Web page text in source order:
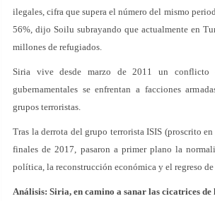
ilegales, cifra que supera el número del mismo
56%, dijo Soilu subrayando que actualmente en
millones de refugiados.
Siria vive desde marzo de 2011 un
gubernamentales se enfrentan a facciones
grupos terroristas.
Tras la derrota del grupo terrorista ISIS (proscrito
finales de 2017, pasaron a primer plano la
política, la reconstrucción económica y el regreso
Análisis: Siria, en camino a sanar las cicatrices